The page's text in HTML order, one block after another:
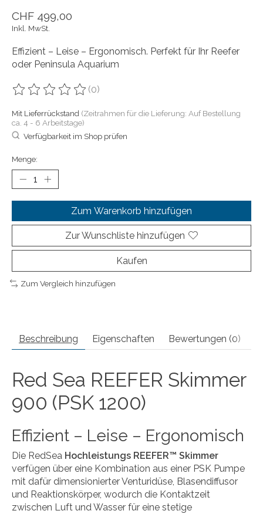
CHF 499,00
Inkl. MwSt.
Effizient – Leise – Ergonomisch. Perfekt für Ihr Reefer
oder Peninsula Aquarium
Die Bewertung dieses Produkts ist
(0)
Mit Lieferrückstand (Zeitrahmen für die Lieferung: Auf Bestellung
ca. 4 - 6 Arbeitstage)
Verfügbarkeit im Shop prüfen
Menge:
Zum Warenkorb hinzufügen
Zur Wunschliste hinzufügen
Kaufen
Zum Vergleich hinzufügen
Beschreibung Eigenschaften Bewertungen (0)
Red Sea REEFER Skimmer
900 (PSK 1200)
Effizient – Leise – Ergonomisch
Die RedSea Hochleistungs REEFER™ Skimmer
verfügen über eine Kombination aus einer PSK Pumpe
mit dafür dimensionierter Venturidüse, Blasendiffusor
und Reaktionskörper, wodurch die Kontaktzeit
zwischen Luft und Wasser für eine stetige